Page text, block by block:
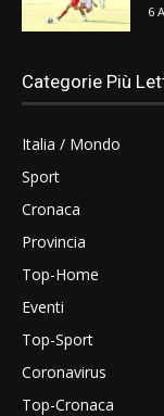
6
Categorie Più
Italia / Mondo
Sport
Cronaca
Provincia
Top-Home
Eventi
Top-Sport
Coronavirus
Top-Cronaca